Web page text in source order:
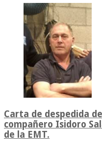
Carta de despedida
compañero Isidoro
de la EMT.